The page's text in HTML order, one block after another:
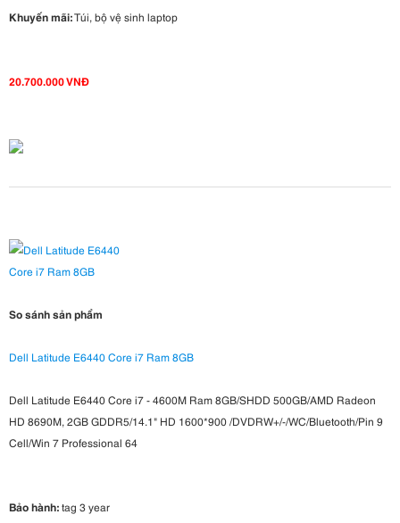
Khuyến mãi:Túi, bộ vệ sinh laptop
20.700.000 VNĐ
So sánh sản phẩm
Dell Latitude E6440 Core i7 Ram 8GB
Dell Latitude E6440 Core i7 - 4600M Ram 8GB/SHDD 500GB/AMD Radeon
HD 8690M, 2GB GDDR5/14.1" HD 1600*900 /DVDRW+/-/WC/Bluetooth/Pin 9
Cell/Win 7 Professional 64
Bảo hành:tag 3 year